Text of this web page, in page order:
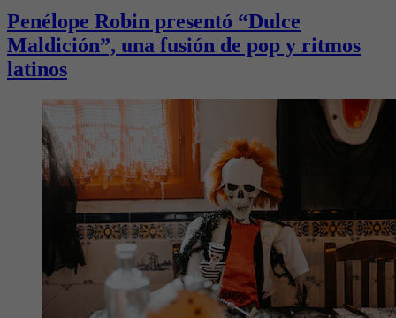
Penélope Robin presentó “Dulce
Maldición”, una fusión de pop y ritmos
latinos